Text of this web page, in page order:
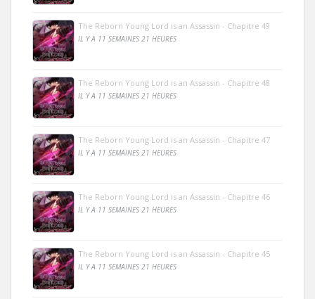
The Reborn Young Lord is an Assassin - Chapitre 49
IL Y A 11 SEMAINES 21 HEURES
The Reborn Young Lord is an Assassin - Chapitre 48
IL Y A 11 SEMAINES 21 HEURES
The Reborn Young Lord is an Assassin - Chapitre 47
IL Y A 11 SEMAINES 21 HEURES
The Reborn Young Lord is an Assassin - Chapitre 46
IL Y A 11 SEMAINES 21 HEURES
The Reborn Young Lord is an Assassin - Chapitre 45
IL Y A 11 SEMAINES 21 HEURES